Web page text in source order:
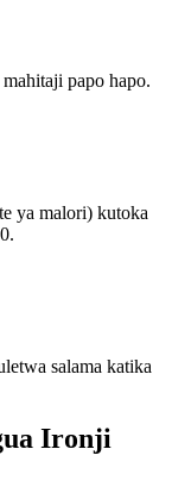
papo hapo.
ya malori) kutoka
salama katika
Ironji